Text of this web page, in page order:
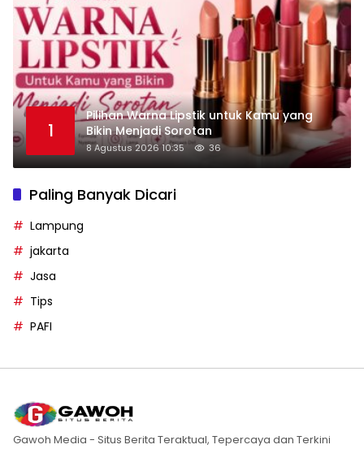
1
Pilihan Warna Lipstik untuk Kamu yang
Bikin Menjadi Sorotan
8 Agustus 2026 10:35 36
Paling Banyak Dicari
Lampung
jakarta
Jasa
Tips
PAFI
Gawoh Media - Situs Berita Teraktual, Tepercaya dan Terkini